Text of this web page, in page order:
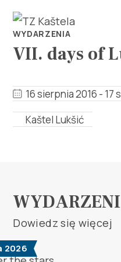
Info
Multimedia
WYDARZENIA
VII. days of
16 sierpnia 2016 - 17
Kaštel Lukšić
Dowiedz się więcej
2026